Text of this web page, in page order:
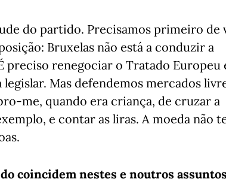
do partido. Precisamos primeiro de
Bruxelas não está a conduzir a
preciso renegociar o Tratado Europeu
Mas defendemos mercados
me, quando era criança, de cruzar a
e contar as liras. A moeda não
coincidem nestes e noutros